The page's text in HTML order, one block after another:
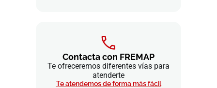
Contacta con FREMAP
Te ofreceremos diferentes vías para
atenderte
Te atendemos de forma más fácil